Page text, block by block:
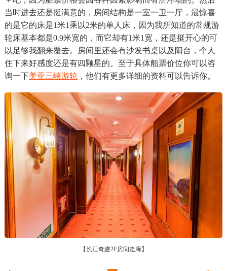
当时进去还是挺满意的，房间结构是一室一卫一厅，最惊喜
的是它的床是1米1乘以2米的单人床，因为我所知道的常规游
轮床基本都是0.9米宽的，而它却有1米1宽，还是挺开心的可
以足够我翻来覆去。房间里还会有沙发书桌以及阳台，个人
住下来好感度还是有四颗星的。至于具体船票价位你可以咨
询一下美亚三峡游轮，他们有更多详细的资料可以告诉你。
【长江奇迹2F房间走廊】